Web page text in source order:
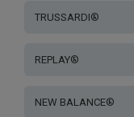
TRUSSARDI®
REPLAY®
NEW BALANCE®